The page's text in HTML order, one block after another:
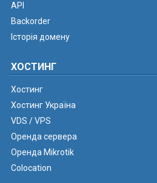
API
Backorder
Історія домену
ХОСТИНГ
Хостинг
Хостинг Україна
VDS / VPS
Оренда сервера
Оренда Mikrotik
Colocation